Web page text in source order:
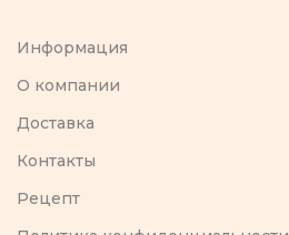
Информация
O компании
Доставка
Контакты
Рецепт